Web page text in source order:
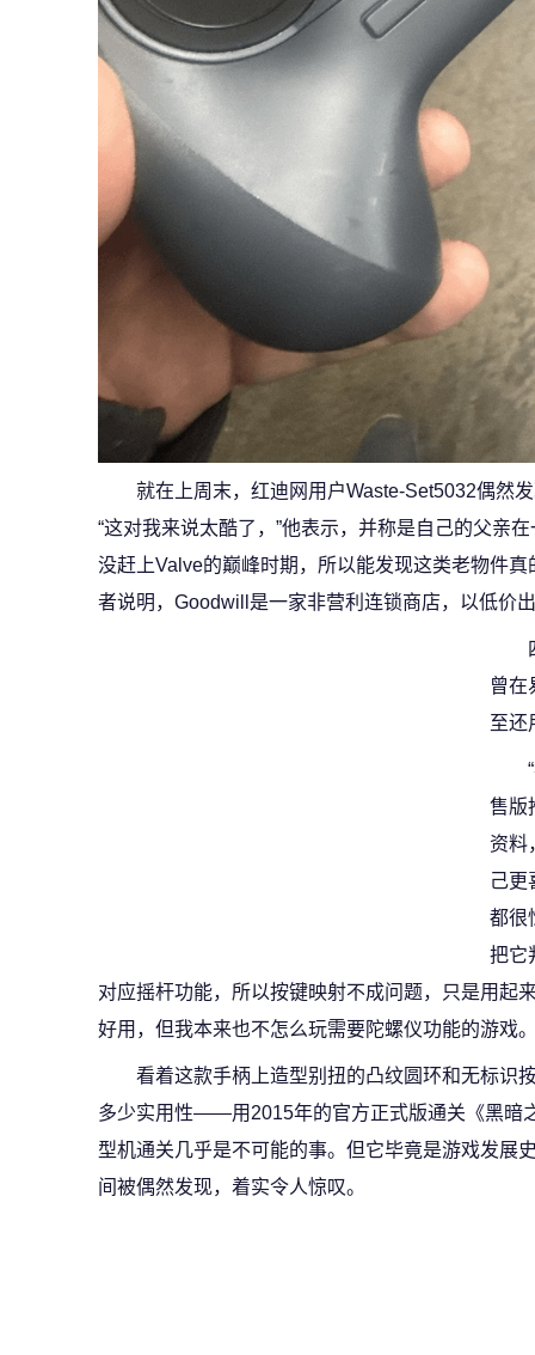
就在上周末，红迪网用户Waste-Set5032偶然
“这对我来说太酷了，”他表示，并称是自己的父亲
没赶上Valve的巅峰时期，所以能发现这类老物件
者说明，Goodwill是一家非营利连锁商店，以低价
曾在
至还
售版
资料
己更
都很
把它
对应摇杆功能，所以按键映射不成问题，只是用起
好用，但我本来也不怎么玩需要陀螺仪功能的游戏
看着这款手柄上造型别扭的凸纹圆环和无标识
多少实用性——用2015年的官方正式版通关《黑暗
型机通关几乎是不可能的事。但它毕竟是游戏发展
间被偶然发现，着实令人惊叹。